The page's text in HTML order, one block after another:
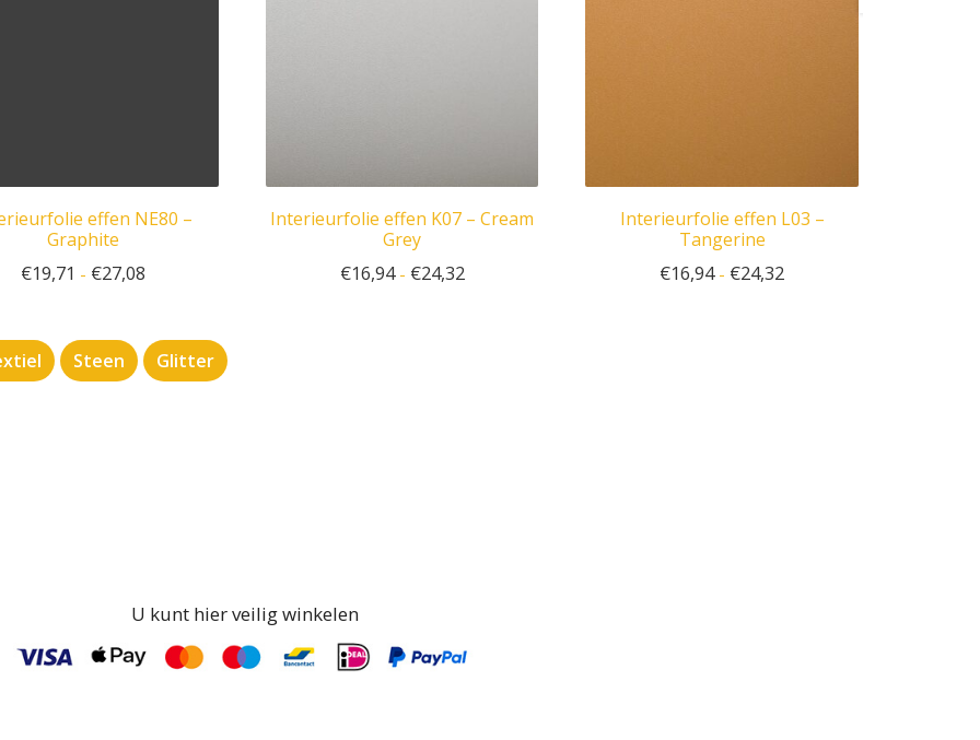
effen NE80 –
Graphite
€19,71 - €27,08
Interieurfolie effen K07 – Cream
Grey
€16,94- €24,32
Interieurfolie effen L03 –
Tangerine
€16,94- €24,32
Steen Glitter
U kunt hier veilig winkelen